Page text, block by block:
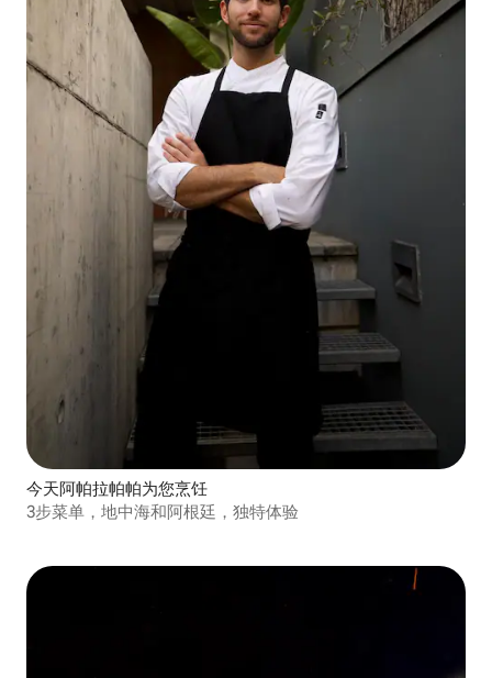
今天阿帕拉帕帕为您烹饪
3步菜单，地中海和阿根廷，独特体验